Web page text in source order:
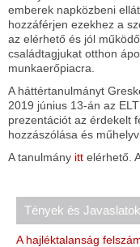
emberek napközbeni
hozzáférjen ezekhez a
az elérhető és jól
családtagjukat otthon
munkaerőpiacra.
A háttértanulmányt
2019 június 13-án az
prezentációt az érdekelt
hozzászólása és
A tanulmány itt elérhető.
Tények és Javaslatok
A hajléktalanság